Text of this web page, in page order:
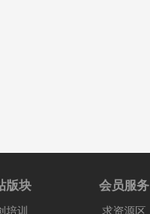
版块
培训
会员服务
求资源区